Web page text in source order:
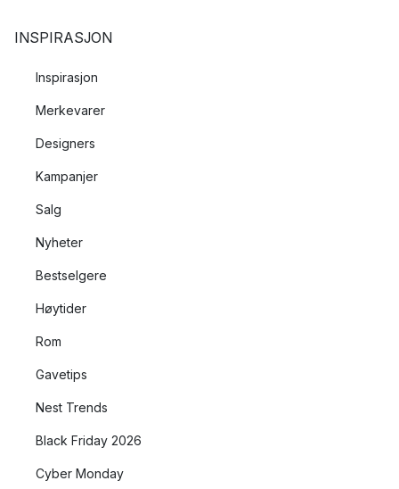
INSPIRASJON
Inspirasjon
Merkevarer
Designers
Kampanjer
Salg
Nyheter
Bestselgere
Høytider
Rom
Gavetips
Nest Trends
Black Friday 2026
Cyber Monday